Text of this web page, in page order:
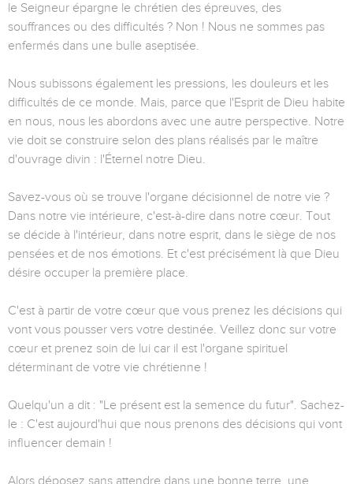
le Seigneur épargne le chrétien des épreuves, des
souffrances ou des difficultés ? Non ! Nous ne sommes pas
enfermés dans une bulle aseptisée.
Nous subissons également les pressions, les douleurs et les
difficultés de ce monde. Mais, parce que l'Esprit de Dieu habite
en nous, nous les abordons avec une autre perspective. Notre
vie doit se construire selon des plans réalisés par le maître
d'ouvrage divin : l'Éternel notre Dieu.
Savez-vous où se trouve l'organe décisionnel de notre vie ?
Dans notre vie intérieure, c'est-à-dire dans notre cœur. Tout
se décide à l'intérieur, dans notre esprit, dans le siège de nos
pensées et de nos émotions. Et c'est précisément là que Dieu
désire occuper la première place.
C'est à partir de votre cœur que vous prenez les décisions qui
vont vous pousser vers votre destinée. Veillez donc sur votre
cœur et prenez soin de lui car il est l'organe spirituel
déterminant de votre vie chrétienne !
Quelqu'un a dit : "Le présent est la semence du futur". Sachez-
le : C'est aujourd'hui que nous prenons des décisions qui vont
influencer demain !
Alors déposez sans attendre dans une bonne terre, une